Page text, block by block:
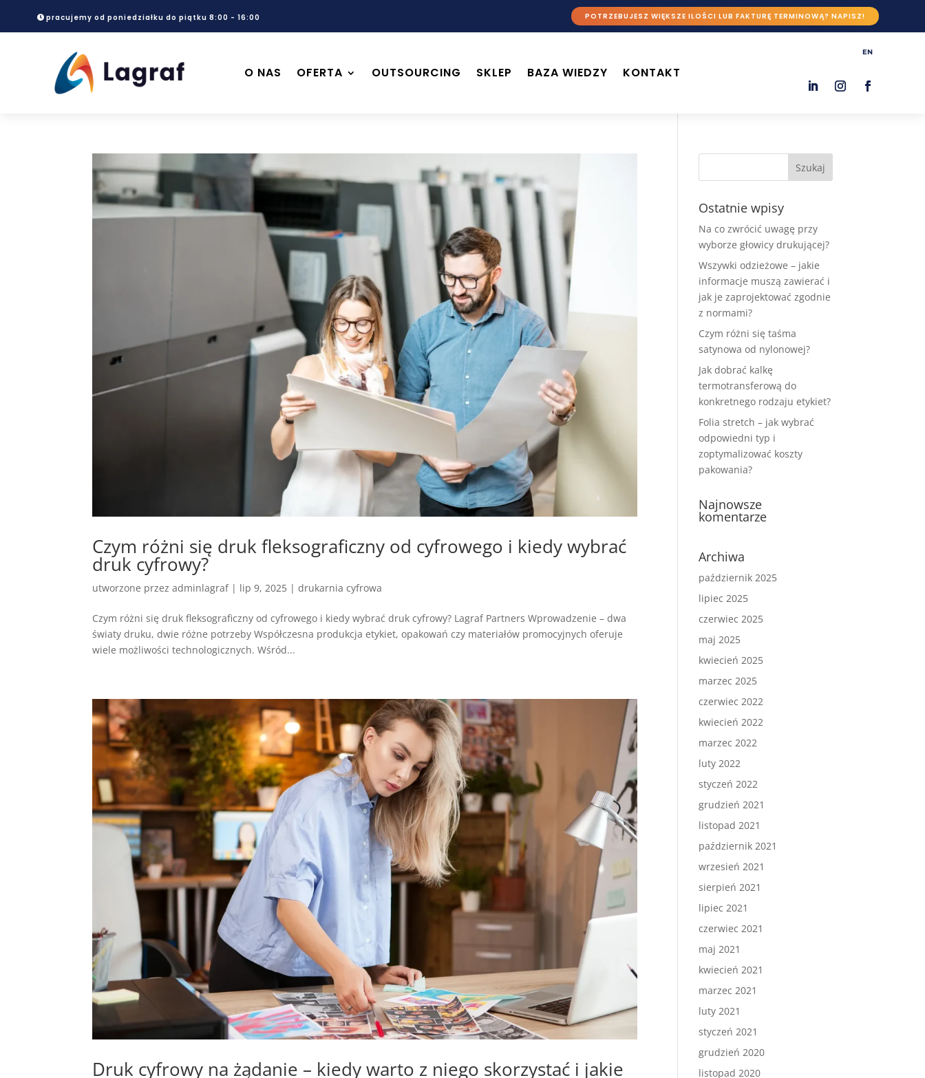
pracujemy od poniedziałku do piątku 8:00 - 16:00 POTRZEBUJESZ WIĘKSZE ILOŚCI LUB FAKTURĘ TERMINOWĄ? NAPISZ!
O NAS OFERTA OUTSOURCING SKLEP BAZA WIEDZY KONTAKT
EN
Czym różni się druk fleksograficzny od cyfrowego i kiedy wybrać
druk cyfrowy?
utworzone przezadminlagraf| lip 9, 2025 |drukarnia cyfrowa
Czym różni się druk fleksograficzny od cyfrowego i kiedy wybrać druk cyfrowy? Lagraf Partners Wprowadzenie – dwa
światy druku, dwie różne potrzeby Współczesna produkcja etykiet, opakowań czy materiałów promocyjnych oferuje
wiele możliwości technologicznych. Wśród...
Druk cyfrowy na żądanie – kiedy warto z niego skorzystać i jakie
Ostatnie wpisy
Na co zwrócić uwagę przy
wyborze głowicy drukującej?
Wszywki odzieżowe – jakie
informacje muszą zawierać i
jak je zaprojektować zgodnie
z normami?
Czym różni się taśma
satynowa od nylonowej?
Jak dobrać kalkę
termotransferową do
konkretnego rodzaju etykiet?
Folia stretch – jak wybrać
odpowiedni typ i
zoptymalizować koszty
pakowania?
Najnowsze
komentarze
Archiwa
październik 2025
lipiec 2025
czerwiec 2025
maj 2025
kwiecień 2025
marzec 2025
czerwiec 2022
kwiecień 2022
marzec 2022
luty 2022
styczeń 2022
grudzień 2021
listopad 2021
październik 2021
wrzesień 2021
sierpień 2021
lipiec 2021
czerwiec 2021
maj 2021
kwiecień 2021
marzec 2021
luty 2021
styczeń 2021
grudzień 2020
listopad 2020